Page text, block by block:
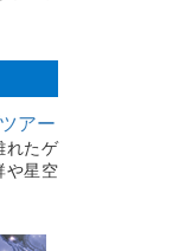
アー
れたゲ
や星空